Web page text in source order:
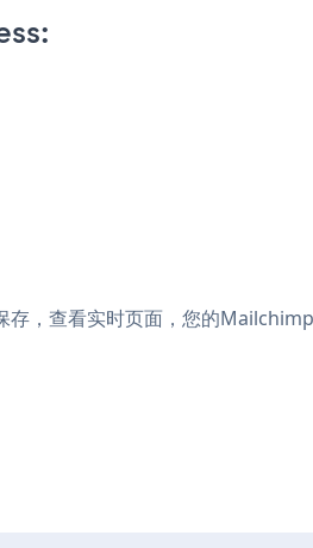
，查看实时页面，您的Mailchimp